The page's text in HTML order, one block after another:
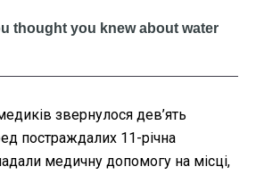
звернулося дев’ять
постраждалих 11-річна
медичну допомогу на місці,